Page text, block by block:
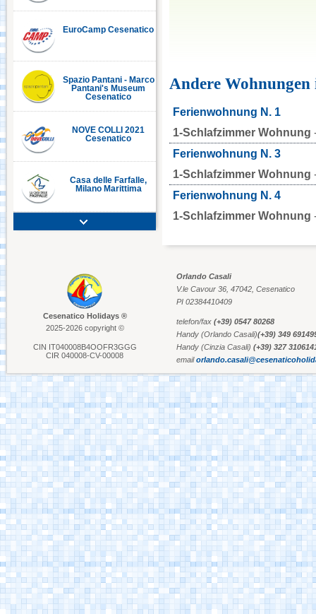
EuroCamp Cesenatico
Spazio Pantani - Marco
Pantani's Museum
Cesenatico
NOVE COLLI 2021
Cesenatico
Casa delle Farfalle,
Milano Marittima
Adriatic Golf Club
Mirabilandia Ravenna
Aquafan Riccione
Parco Oltremare -
Fiabilandia Rimini
Italia in Miniatura -
Rimini
Le Navi Acquarium -
Cattolica
Kanalhafen Cervia
Andere
Ferienwohnung N. 1
1-Schlafzimmer Wohnung
Ferienwohnung N. 3
1-Schlafzimmer Wohnung
Ferienwohnung N. 4
1-Schlafzimmer Wohnung
Cesenatico Holidays ®
2025-2026 copyright ©
CIN IT040008B4OOFR3GGG
CIR 040008-CV-00008
Orlando Casali
V.le Cavour 36, 47042, Cesenatico
PI 02384410409
telefon/fax (+39) 0547 80268
Handy (Orlando Casali)(+39) 349
Handy (Cinzia Casali) (+39) 327
email